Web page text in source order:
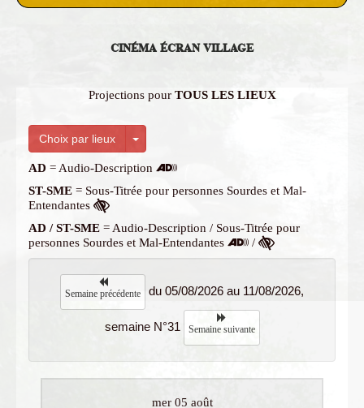
CINÉMA ÉCRAN VILLAGE